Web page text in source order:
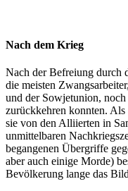
Nach dem Krieg
Nach der Befreiung durch
die meisten
und der Sowjetunion,
zurückkehren konnten.
sie von den Alliierten in
unmittelbaren
begangenen Übergriffe
aber auch einige Morde)
Bevölkerung lange das